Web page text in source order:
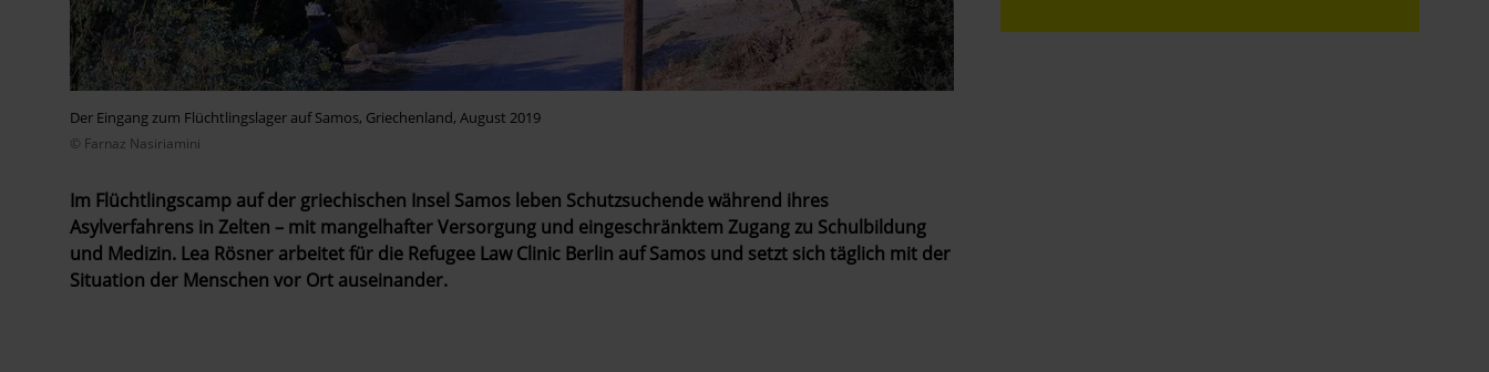
Der Eingang zum Flüchtlingslager auf Samos, Griechenland, August 2019
© Farnaz Nasiriamini
Im Flüchtlingscamp auf der griechischen Insel Samos leben Schutzsuchende während ihres
Asylverfahrens in Zelten – mit mangelhafter Versorgung und eingeschränktem Zugang zu Schulbildung
und Medizin. Lea Rösner arbeitet für die Refugee Law Clinic Berlin auf Samos und setzt sich täglich mit der
Situation der Menschen vor Ort auseinander.